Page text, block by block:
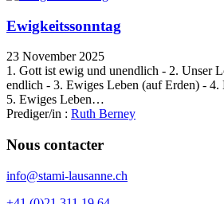
Ewigkeitssonntag
23 November 2025
1. Gott ist ewig und unendlich - 2. Unser
endlich - 3. Ewiges Leben (auf Erden) -
5. Ewiges Leben…
Prediger/in : Ruth Berney
Nous contacter
info@stami-lausanne.ch